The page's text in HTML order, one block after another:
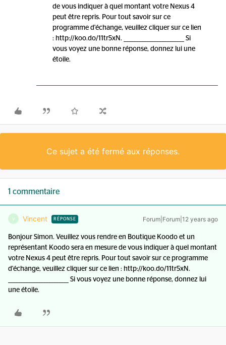
de vous indiquer à quel montant votre Nexus 4
peut être repris. Pour tout savoir sur ce
programme d'échange, veuillez cliquer sur ce lien
: http://koo.do/11tr5xN. ________________________ Si
vous voyez une bonne réponse, donnez lui une
étoile.
Ce sujet a été fermé aux réponses.
1 commentaire
V Vincent RÉPONSE Forum|Forum|12 years ago
Bonjour Simon. Veuillez vous rendre en Boutique Koodo et un
représentant Koodo sera en mesure de vous indiquer à quel montant
votre Nexus 4 peut être repris. Pour tout savoir sur ce programme
d'échange, veuillez cliquer sur ce lien : http://koo.do/11tr5xN.
________________________ Si vous voyez une bonne réponse, donnez lui
une étoile.